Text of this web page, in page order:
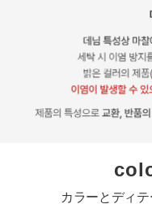
カラーとディ